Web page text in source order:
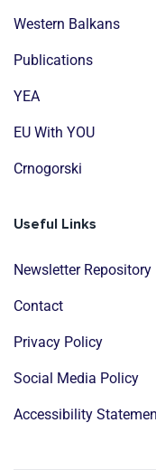
Western Balkans
Publications
YEA
EU With YOU
Crnogorski
Useful Links
Newsletter Repository
Contact
Privacy Policy
Social Media Policy
Accessibility